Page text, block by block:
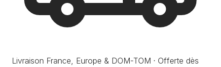
Livraison France, Europe & DOM-TOM · Offerte dès